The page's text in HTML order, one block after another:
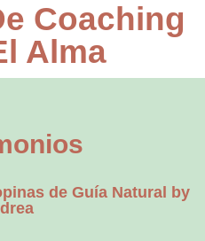
Coaching
Alma
de Guía Natural by